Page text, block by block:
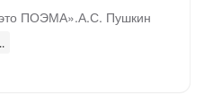
это ПОЭМА».А.С. Пушкин